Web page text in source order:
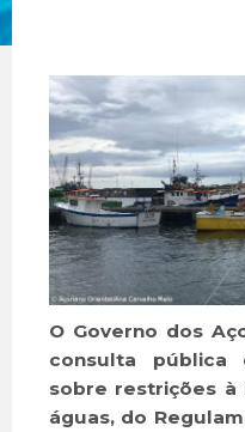
O Governo dos
consulta pública
sobre restrições à
águas, do